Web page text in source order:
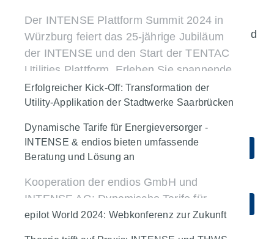
Stadtwerken. Die moderne Softwarelösung
verschlankt Geschäftsprozesse und
steigert Effizienz in Zeiten der
Energiewende.
Mehr erfahren
Unternehmen IT-Strategie
Plattformen & Integration SAP for Utilities
Der INTENSE Plattform Summit 2024 in
Würzburg feiert das 25-jährige Jubiläum
der INTENSE und den Start der TENTAC
Utilities Plattform. Erleben Sie spannende
Vorträge, innovative Lösungen und
Networking für die digitale Zukunft der
Mehr erfahren Unternehmen
Erfolgreicher Kick-Off: Transformation der
Utility-Applikation der Stadtwerke Saarbrücken
Der Startschuss für das SAP S/4HANA-
Transformationsprojekt mit den
Stadtwerken Saarbrücken ist gefallen.
Dynamische Tarife für Energieversorger -
INTENSE & endios bieten umfassende
Beratung und Lösung an
Kooperation der endios GmbH und
INTENSE AG: Dynamische Tarife für
Energieversorger ab jetzt im gemeinsamen
epilot World 2024: Webkonferenz zur Zukunft